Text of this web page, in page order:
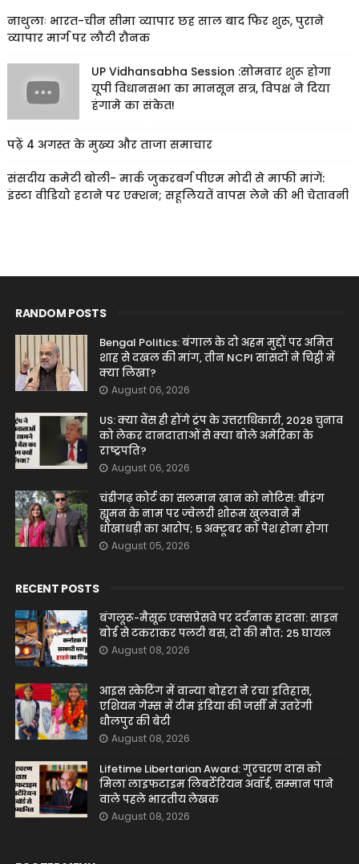
नाथुलाः भारत-चीन सीमा व्यापार छह साल बाद फिर शुरू, पुराने
व्यापार मार्ग पर लौटी रौनक
UP Vidhansabha Session :सोमवार शुरू होगा
यूपी विधानसभा का मानसून सत्र, विपक्ष ने दिया
हंगामे का संकेत!
पढ़ें 4 अगस्त के मुख्य और ताजा समाचार
संसदीय कमेटी बोली- मार्क जुकरबर्ग पीएम मोदी से माफी मांगें:
इंस्टा वीडियो हटाने पर एक्शन; सहूलियतें वापस लेने की भी चेतावनी
RANDOM POSTS
Bengal Politics: बंगाल के दो अहम मुद्दों पर अमित
शाह से दखल की मांग, तीन NCPI सांसदों ने चिट्ठी में
क्या लिखा?
August 06, 2026
US: क्या वेंस ही होंगे ट्रंप के उत्तराधिकारी, 2028 चुनाव
को लेकर दानदाताओं से क्या बोले अमेरिका के
राष्ट्रपति?
August 06, 2026
चंडीगढ़ कोर्ट का सलमान खान को नोटिस: बीइंग
ह्यूमन के नाम पर ज्वेलरी शोरूम खुलवाने में
धोखाधड़ी का आरोप; 5 अक्टूबर को पेश होना होगा
August 05, 2026
RECENT POSTS
बंगलूरू-मैसूरु एक्सप्रेसवे पर दर्दनाक हादसा: साइन
बोर्ड से टकराकर पलटी बस, दो की मौत; 25 घायल
August 08, 2026
आइस स्केटिंग में वान्या बोहरा ने रचा इतिहास,
एशियन गेम्स में टीम इंडिया की जर्सी में उतरेंगी
धौलपुर की बेटी
August 08, 2026
Lifetime Libertarian Award: गुरचरण दास को
मिला लाइफटाइम लिबर्टेरियन अवॉर्ड, सम्मान पाने
वाले पहले भारतीय लेखक
August 08, 2026